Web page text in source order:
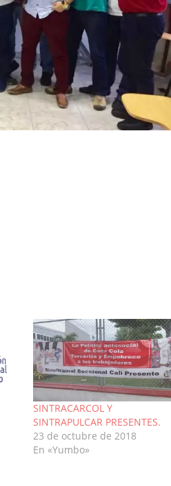
SINTRACARCOL Y
SINTRAPULCAR PRESENTES.
23 de octubre de 2018
En «Yumbo»